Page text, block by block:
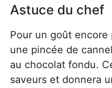
Astuce du chef
Pour un goût
une pincée de
au chocolat fondu.
saveurs et donnera